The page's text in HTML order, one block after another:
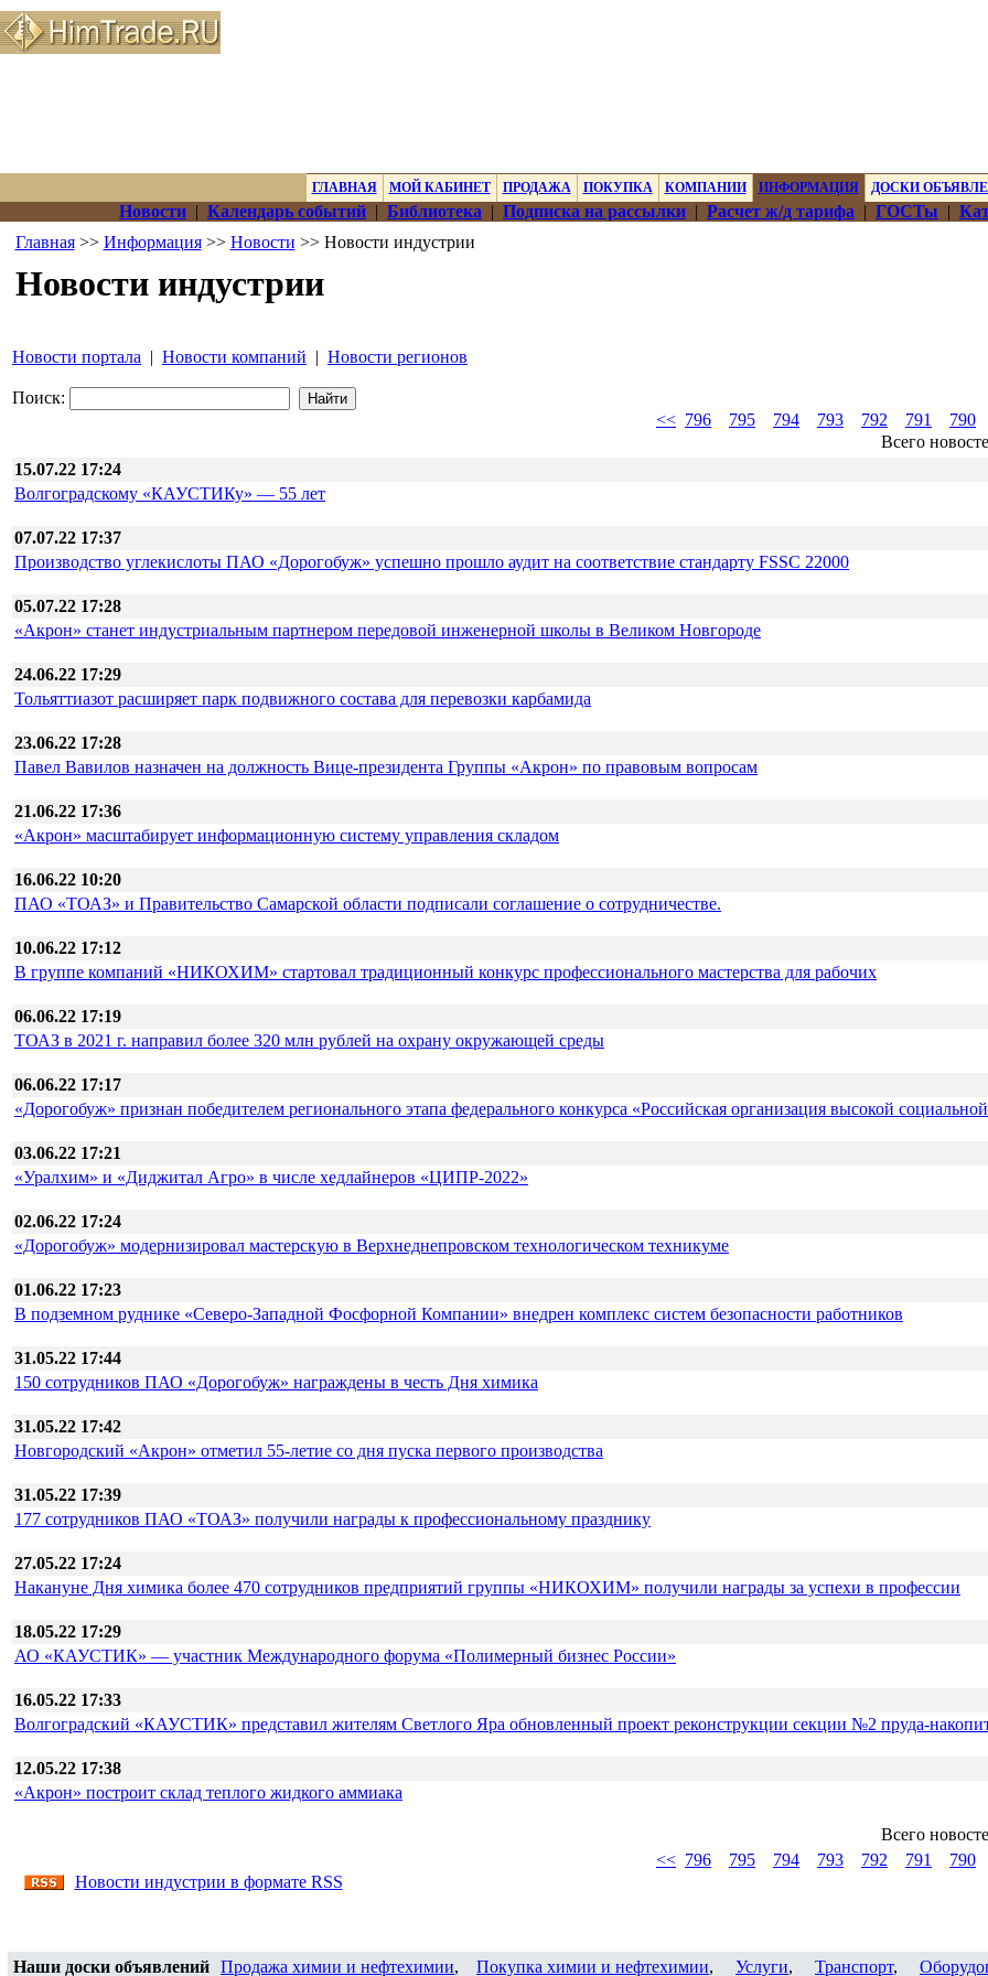
ГЛАВНАЯ МОЙ КАБИНЕТ ПРОДАЖА ПОКУПКА КОМПАНИИ ИНФОРМАЦИЯ ДОСКИ
Новости | Календарь событий | Библиотека | Подписка на рассылки | Расчет ж/д тарифа | ГОСТы |
Главная>> Информация>> Новости >> Новости индустрии
Новости индустрии
Новости портала | Новости компаний | Новости регионов
Поиск:
<< 796 795 794 793 792 791 790
Всего
15.07.22 17:24
Волгоградскому «КАУСТИКу» — 55 лет
07.07.22 17:37
Производство углекислоты ПАО «Дорогобуж» успешно прошло аудит на соответствие стандарту FSSC 22000
05.07.22 17:28
«Акрон» станет индустриальным партнером передовой инженерной школы в Великом Новгороде
24.06.22 17:29
Тольяттиазот расширяет парк подвижного состава для перевозки карбамида
23.06.22 17:28
Павел Вавилов назначен на должность Вице-президента Группы «Акрон» по правовым вопросам
21.06.22 17:36
«Акрон» масштабирует информационную систему управления складом
16.06.22 10:20
ПАО «ТОАЗ» и Правительство Самарской области подписали соглашение о сотрудничестве.
10.06.22 17:12
В группе компаний «НИКОХИМ» стартовал традиционный конкурс профессионального мастерства для рабочих
06.06.22 17:19
ТОАЗ в 2021 г. направил более 320 млн рублей на охрану окружающей среды
06.06.22 17:17
«Дорогобуж» признан победителем регионального этапа федерального конкурса «Российская организация высокой
03.06.22 17:21
«Уралхим» и «Диджитал Агро» в числе хедлайнеров «ЦИПР-2022»
02.06.22 17:24
«Дорогобуж» модернизировал мастерскую в Верхнеднепровском технологическом техникуме
01.06.22 17:23
В подземном руднике «Северо-Западной Фосфорной Компании» внедрен комплекс систем безопасности работников
31.05.22 17:44
150 сотрудников ПАО «Дорогобуж» награждены в честь Дня химика
31.05.22 17:42
Новгородский «Акрон» отметил 55-летие со дня пуска первого производства
31.05.22 17:39
177 сотрудников ПАО «ТОАЗ» получили награды к профессиональному празднику
27.05.22 17:24
Накануне Дня химика более 470 сотрудников предприятий группы «НИКОХИМ» получили награды за успехи в профессии
18.05.22 17:29
АО «КАУСТИК» — участник Международного форума «Полимерный бизнес России»
16.05.22 17:33
Волгоградский «КАУСТИК» представил жителям Светлого Яра обновленный проект реконструкции секции №2 пруда-
12.05.22 17:38
«Акрон» построит склад теплого жидкого аммиака
Всего
<< 796 795 794 793 792 791 790
Новости индустрии в формате RSS
Наши доски объявлений Продажа химии и нефтехимии, Покупка химии и нефтехимии, Услуги, Транспорт,